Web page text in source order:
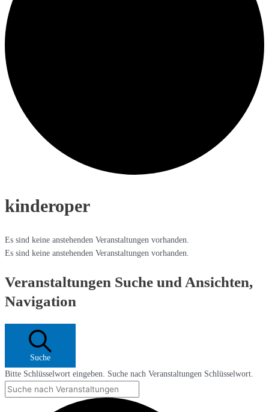
kinderoper
Es sind keine anstehenden Veranstaltungen vorhanden.
Es sind keine anstehenden Veranstaltungen vorhanden.
Veranstaltungen Suche und Ansichten,
Navigation
Suche
Bitte Schlüsselwort eingeben. Suche nach Veranstaltungen Schlüsselwort.